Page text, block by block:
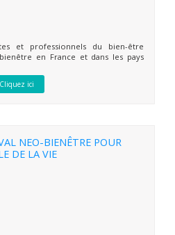
et professionnels du bien-être
en France et dans les pays
Cliquez ici
NEO-BIENÊTRE POUR
DE LA VIE